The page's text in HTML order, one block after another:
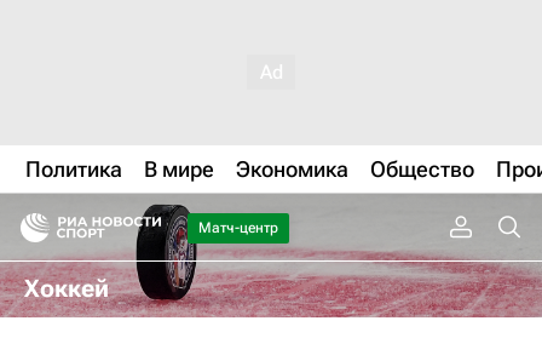
Политика В мире Экономика Общество
Матч-центр
Хоккей